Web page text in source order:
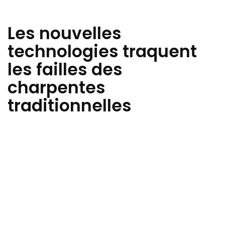
Les nouvelles
technologies traquent
les failles des
charpentes
traditionnelles